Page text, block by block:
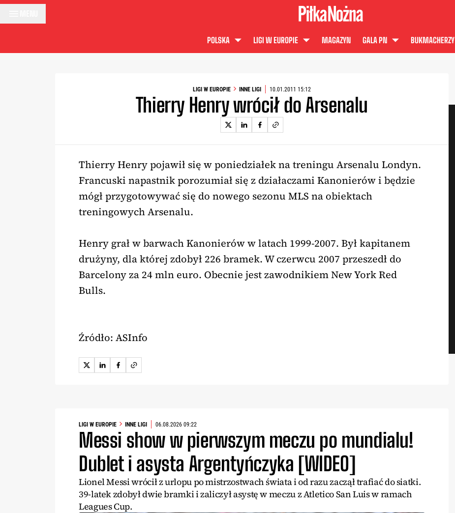
Przejdź do treści
POLSKA LIGI W EUROPIE MAGAZYN GALA PN BUKMACHERZY
LIGI W EUROPIE INNE LIGI 10.01.2011 15:12
Thierry Henry wrócił do Arsenalu
Thierry Henry pojawił się w poniedziałek na treningu Arsenalu Londyn.
Francuski napastnik porozumiał się z działaczami Kanonierów i będzie
mógł przygotowywać się do nowego sezonu MLS na obiektach
treningowych Arsenalu.
Henry grał w barwach Kanonierów w latach 1999-2007. Był kapitanem
drużyny, dla której zdobył 226 bramek. W czerwcu 2007 przeszedł do
Barcelony za 24 mln euro. Obecnie jest zawodnikiem New York Red
Bulls.
Źródło: ASInfo
LIGI W EUROPIE INNE LIGI 06.08.2026 09:22
Messi show w pierwszym meczu po mundialu!
Dublet i asysta Argentyńczyka [WIDEO]
Lionel Messi wrócił z urlopu po mistrzostwach świata i od razu zaczął trafiać do siatki.
39-latek zdobył dwie bramki i zaliczył asystę w meczu z Atletico San Luis w ramach
Leagues Cup.